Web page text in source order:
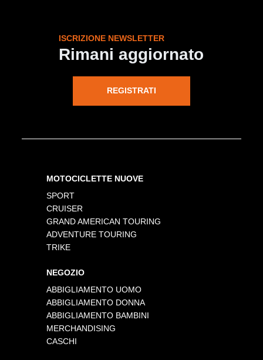
ISCRIZIONE NEWSLETTER
Rimani aggiornato
REGISTRATI
MOTOCICLETTE NUOVE
SPORT
CRUISER
GRAND AMERICAN TOURING
ADVENTURE TOURING
TRIKE
NEGOZIO
ABBIGLIAMENTO UOMO
ABBIGLIAMENTO DONNA
ABBIGLIAMENTO BAMBINI
MERCHANDISING
CASCHI